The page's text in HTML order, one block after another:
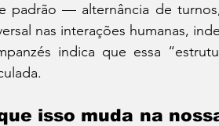
padrão — alternância de
nas interações humanas,
indica que essa
isso muda na